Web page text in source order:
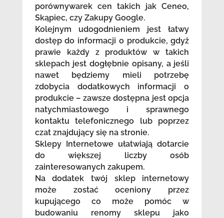
porównywarek cen takich jak Ceneo,
Skąpiec, czy Zakupy Google.
Kolejnym udogodnieniem jest łatwy
dostęp do informacji o produkcie, gdyż
prawie każdy z produktów w takich
sklepach jest dogłębnie opisany, a jeśli
nawet będziemy mieli potrzebę
zdobycia dodatkowych informacji o
produkcie – zawsze dostępna jest opcja
natychmiastowego i sprawnego
kontaktu telefonicznego lub poprzez
czat znajdujący się na stronie.
Sklepy Internetowe ułatwiają dotarcie
do większej liczby osób
zainteresowanych zakupem.
Na dodatek twój sklep internetowy
może zostać oceniony przez
kupującego co może pomóc w
budowaniu renomy sklepu jako